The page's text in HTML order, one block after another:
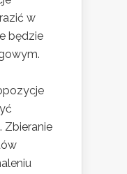
w
będzie
Zbieranie